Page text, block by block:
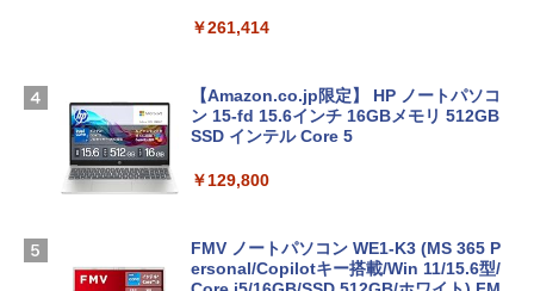
￥261,414
【Amazon.co.jp限定】 HP ノートパソコ
ン 15-fd 15.6インチ 16GBメモリ 512GB
SSD インテル Core 5
￥129,800
FMV ノートパソコン WE1-K3 (MS 365 P
ersonal/Copilotキー搭載/Win 11/15.6型/